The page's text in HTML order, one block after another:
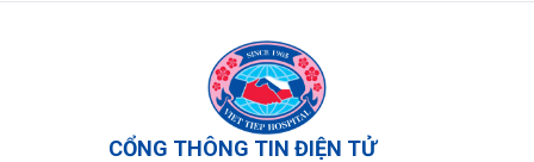
CỔNG THÔNG TIN ĐIỆN TỬ